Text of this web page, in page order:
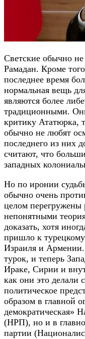
Светские обычно
Рамадан. Кроме
последнее время
нормальная вещь
являются более
традиционными.
критику Ататюрка,
обычно не любят
последнего из них
считают, что
западных
Но по иронии
обычно очень
целом перегружены
непонятными
доказать, хотя
пришло к
Израиля и
турок, и теперь
Ираке, Сирии и
как они это
политическое
образом в главной
демократическая»
(НРП), но и в
партии